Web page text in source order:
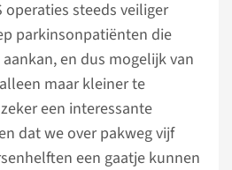
operaties steeds veiliger
parkinsonpatiënten die
en dus mogelijk van
maar kleiner te
een interessante
dat we over pakweg vijf
een gaatje kunnen